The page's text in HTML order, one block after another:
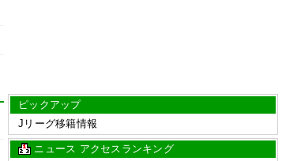
ピックアップ
Jリーグ移籍情報
ニュース アクセスランキング